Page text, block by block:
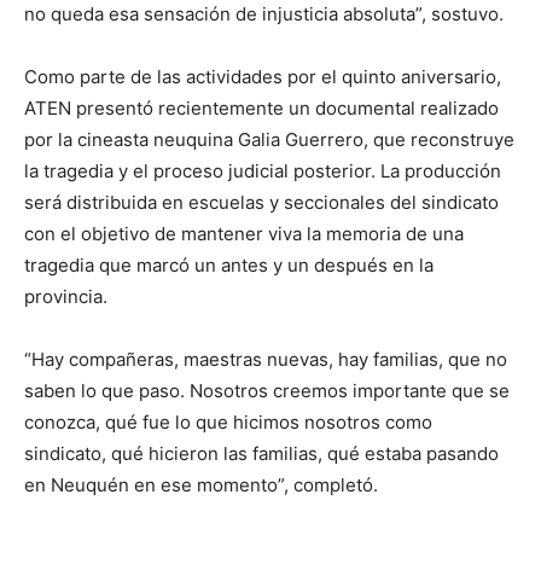
no queda esa sensación de injusticia absoluta”, sostuvo.
Como parte de las actividades por el quinto aniversario,
ATEN presentó recientemente un documental realizado
por la cineasta neuquina Galia Guerrero, que reconstruye
la tragedia y el proceso judicial posterior. La producción
será distribuida en escuelas y seccionales del sindicato
con el objetivo de mantener viva la memoria de una
tragedia que marcó un antes y un después en la
provincia.
“Hay compañeras, maestras nuevas, hay familias, que no
saben lo que paso. Nosotros creemos importante que se
conozca, qué fue lo que hicimos nosotros como
sindicato, qué hicieron las familias, qué estaba pasando
en Neuquén en ese momento”, completó.